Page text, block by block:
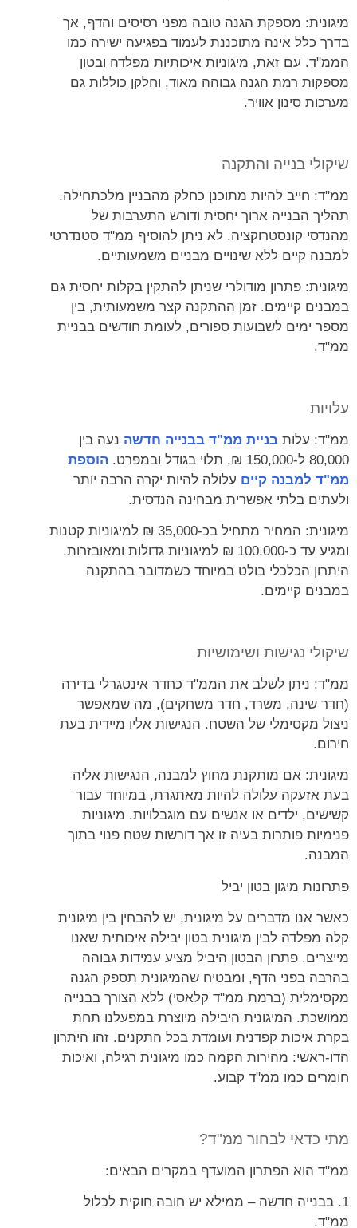
מיגונית: מספקת הגנה טובה מפני רסיסים והדף, אך
בדרך כלל אינה מתוכננת לעמוד בפגיעה ישירה כמו
הממ"ד. עם זאת, מיגוניות איכותיות מפלדה ובטון
מספקות רמת הגנה גבוהה מאוד, וחלקן כוללות גם
מערכות סינון אוויר.
שיקולי בנייה והתקנה
ממ"ד: חייב להיות מתוכנן כחלק מהבניין מלכתחילה.
תהליך הבנייה ארוך יחסית ודורש התערבות של
מהנדסי קונסטרוקציה. לא ניתן להוסיף ממ"ד סטנדרטי
למבנה קיים ללא שינויים מבניים משמעותיים.
מיגונית: פתרון מודולרי שניתן להתקין בקלות יחסית גם
במבנים קיימים. זמן ההתקנה קצר משמעותית, בין
מספר ימים לשבועות ספורים, לעומת חודשים בבניית
ממ"ד.
עלויות
ממ"ד: עלות בניית ממ"ד בבנייה חדשה נעה בין
80,000 ל-150,000 ₪, תלוי בגודל ובמפרט.
הוספת
ממ"ד למבנה קיים עלולה להיות יקרה הרבה יותר
ולעתים בלתי אפשרית מבחינה הנדסית.
מיגונית: המחיר מתחיל בכ-35,000 ₪ למיגוניות קטנות
ומגיע עד כ-100,000 ₪ למיגוניות גדולות ומאובזרות.
היתרון הכלכלי בולט במיוחד כשמדובר בהתקנה
במבנים קיימים.
שיקולי נגישות ושימושיות
ממ"ד: ניתן לשלב את הממ"ד כחדר אינטגרלי בדירה
(חדר שינה, משרד, חדר משחקים), מה שמאפשר
ניצול מקסימלי של השטח. הנגישות אליו מיידית בעת
חירום.
מיגונית: אם מותקנת מחוץ למבנה, הנגישות אליה
בעת אזעקה עלולה להיות מאתגרת, במיוחד עבור
קשישים, ילדים או אנשים עם מוגבלויות. מיגוניות
פנימיות פותרות בעיה זו אך דורשות שטח פנוי בתוך
המבנה.
פתרונות מיגון בטון יביל
כאשר אנו מדברים על מיגונית, יש להבחין בין מיגונית
קלה מפלדה לבין מיגונית בטון יבילה איכותית שאנו
מייצרים. פתרון הבטון היביל מציע עמידות גבוהה
בהרבה בפני הדף, ומבטיח שהמיגונית תספק הגנה
מקסימלית (ברמת ממ"ד קלאסי) ללא הצורך בבנייה
ממושכת. המיגונית היבילה מיוצרת במפעלנו תחת
בקרת איכות קפדנית ועומדת בכל התקנים. זהו היתרון
הדו-ראשי: מהירות הקמה כמו מיגונית רגילה, ואיכות
חומרים כמו ממ"ד קבוע.
מתי כדאי לבחור ממ"ד?
ממ"ד הוא הפתרון המועדף במקרים הבאים:
1. בבנייה חדשה – ממילא יש חובה חוקית לכלול
ממ"ד.